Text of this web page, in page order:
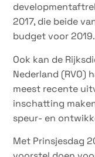
2017, die beide
budget voor 2019.
Ook kan de
Nederland (RVO)
meest recente
inschatting
speur- en
Met Prinsjesdag